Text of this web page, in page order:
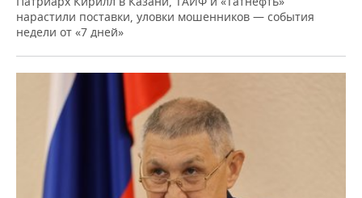
нарастили поставки, уловки мошенников — события
недели от «7 дней»